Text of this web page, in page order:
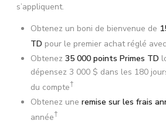
s’appliquent.
Obtenez un boni de bienvenue de
TD pour le premier achat réglé
Obtenez 35 000 points Primes TD
dépensez 3 000 $ dans les 180
du compte†
Obtenez une remise sur les frais
année†